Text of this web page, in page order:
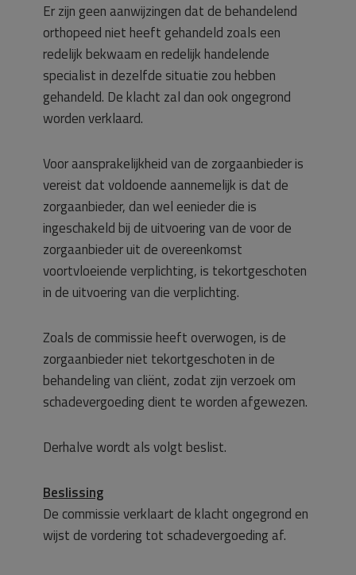
Er zijn geen aanwijzingen dat de behandelend
orthopeed niet heeft gehandeld zoals een
redelijk bekwaam en redelijk handelende
specialist in dezelfde situatie zou hebben
gehandeld. De klacht zal dan ook ongegrond
worden verklaard.
Voor aansprakelijkheid van de zorgaanbieder is
vereist dat voldoende aannemelijk is dat de
zorgaanbieder, dan wel eenieder die is
ingeschakeld bij de uitvoering van de voor de
zorgaanbieder uit de overeenkomst
voortvloeiende verplichting, is tekortgeschoten
in de uitvoering van die verplichting.
Zoals de commissie heeft overwogen, is de
zorgaanbieder niet tekortgeschoten in de
behandeling van cliënt, zodat zijn verzoek om
schadevergoeding dient te worden afgewezen.
Derhalve wordt als volgt beslist.
Beslissing
De commissie verklaart de klacht ongegrond en
wijst de vordering tot schadevergoeding af.